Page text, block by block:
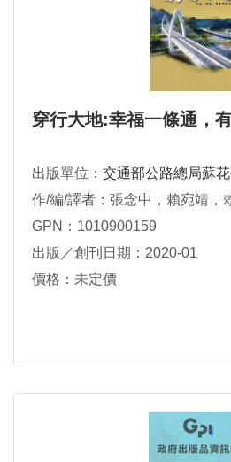
穿行大地:幸福一條通，
出版單位： 交通部公路總局蘇
作/編/譯者：張念中，賴宛靖，
GPN：1010900159
出版／創刊日期：2020-01
價格：未定價